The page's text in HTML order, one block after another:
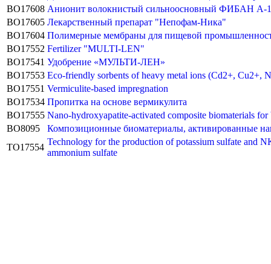
BO17608 Анионит волокнистый сильноосновный ФИБАН А-1
BO17605 Лекарственный препарат "Непофам-Ника"
BO17604 Полимерные мембраны для пищевой
BO17552 Fertilizer "MULTI-LEN"
BO17541 Удобрение «МУЛЬТИ-ЛЕН»
BO17553 Eco-friendly sorbents of heavy metal ions (Cd2+, Cu2+,
BO17551 Vermiculite-based impregnation
BO17534 Пропитка на основе вермикулита
BO17555 Nano-hydroxyapatite-activated composite biomaterials for
BO8095
Композиционные биоматериалы, активированные
TO17554
Technology for the production of potassium sulfate and
ammonium sulfate